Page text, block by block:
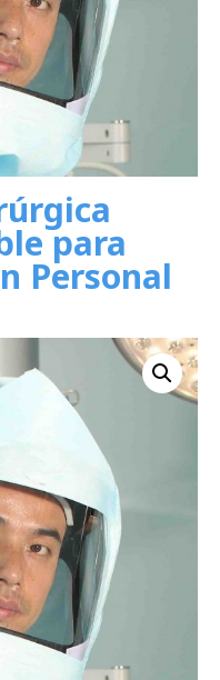
para
Personal